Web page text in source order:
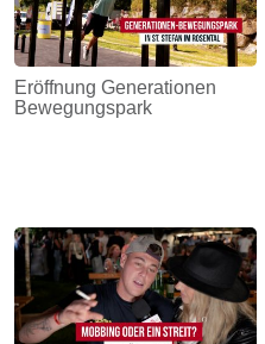
Eröffnung Generationen
Bewegungspark